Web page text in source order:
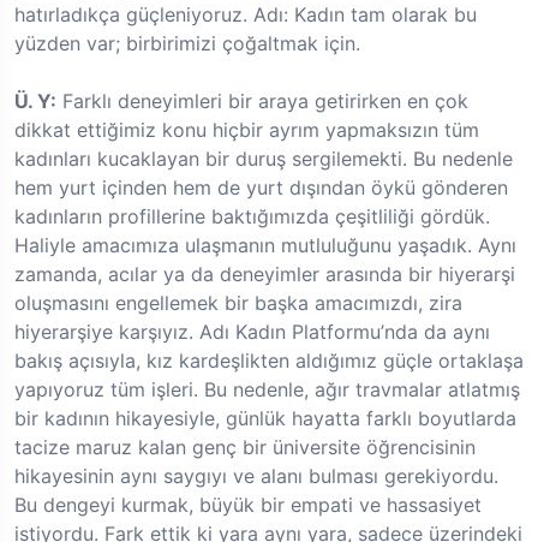
hatırladıkça güçleniyoruz. Adı: Kadın tam olarak bu
yüzden var; birbirimizi çoğaltmak için.
Ü. Y: Farklı deneyimleri bir araya getirirken en çok
dikkat ettiğimiz konu hiçbir ayrım yapmaksızın tüm
kadınları kucaklayan bir duruş sergilemekti. Bu nedenle
hem yurt içinden hem de yurt dışından öykü gönderen
kadınların profillerine baktığımızda çeşitliliği gördük.
Haliyle amacımıza ulaşmanın mutluluğunu yaşadık. Aynı
zamanda, acılar ya da deneyimler arasında bir hiyerarşi
oluşmasını engellemek bir başka amacımızdı, zira
hiyerarşiye karşıyız. Adı Kadın Platformu’nda da aynı
bakış açısıyla, kız kardeşlikten aldığımız güçle ortaklaşa
yapıyoruz tüm işleri. Bu nedenle, ağır travmalar atlatmış
bir kadının hikayesiyle, günlük hayatta farklı boyutlarda
tacize maruz kalan genç bir üniversite öğrencisinin
hikayesinin aynı saygıyı ve alanı bulması gerekiyordu.
Bu dengeyi kurmak, büyük bir empati ve hassasiyet
istiyordu. Fark ettik ki yara aynı yara, sadece üzerindeki